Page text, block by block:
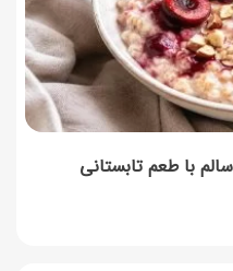
با طعم تابستانی